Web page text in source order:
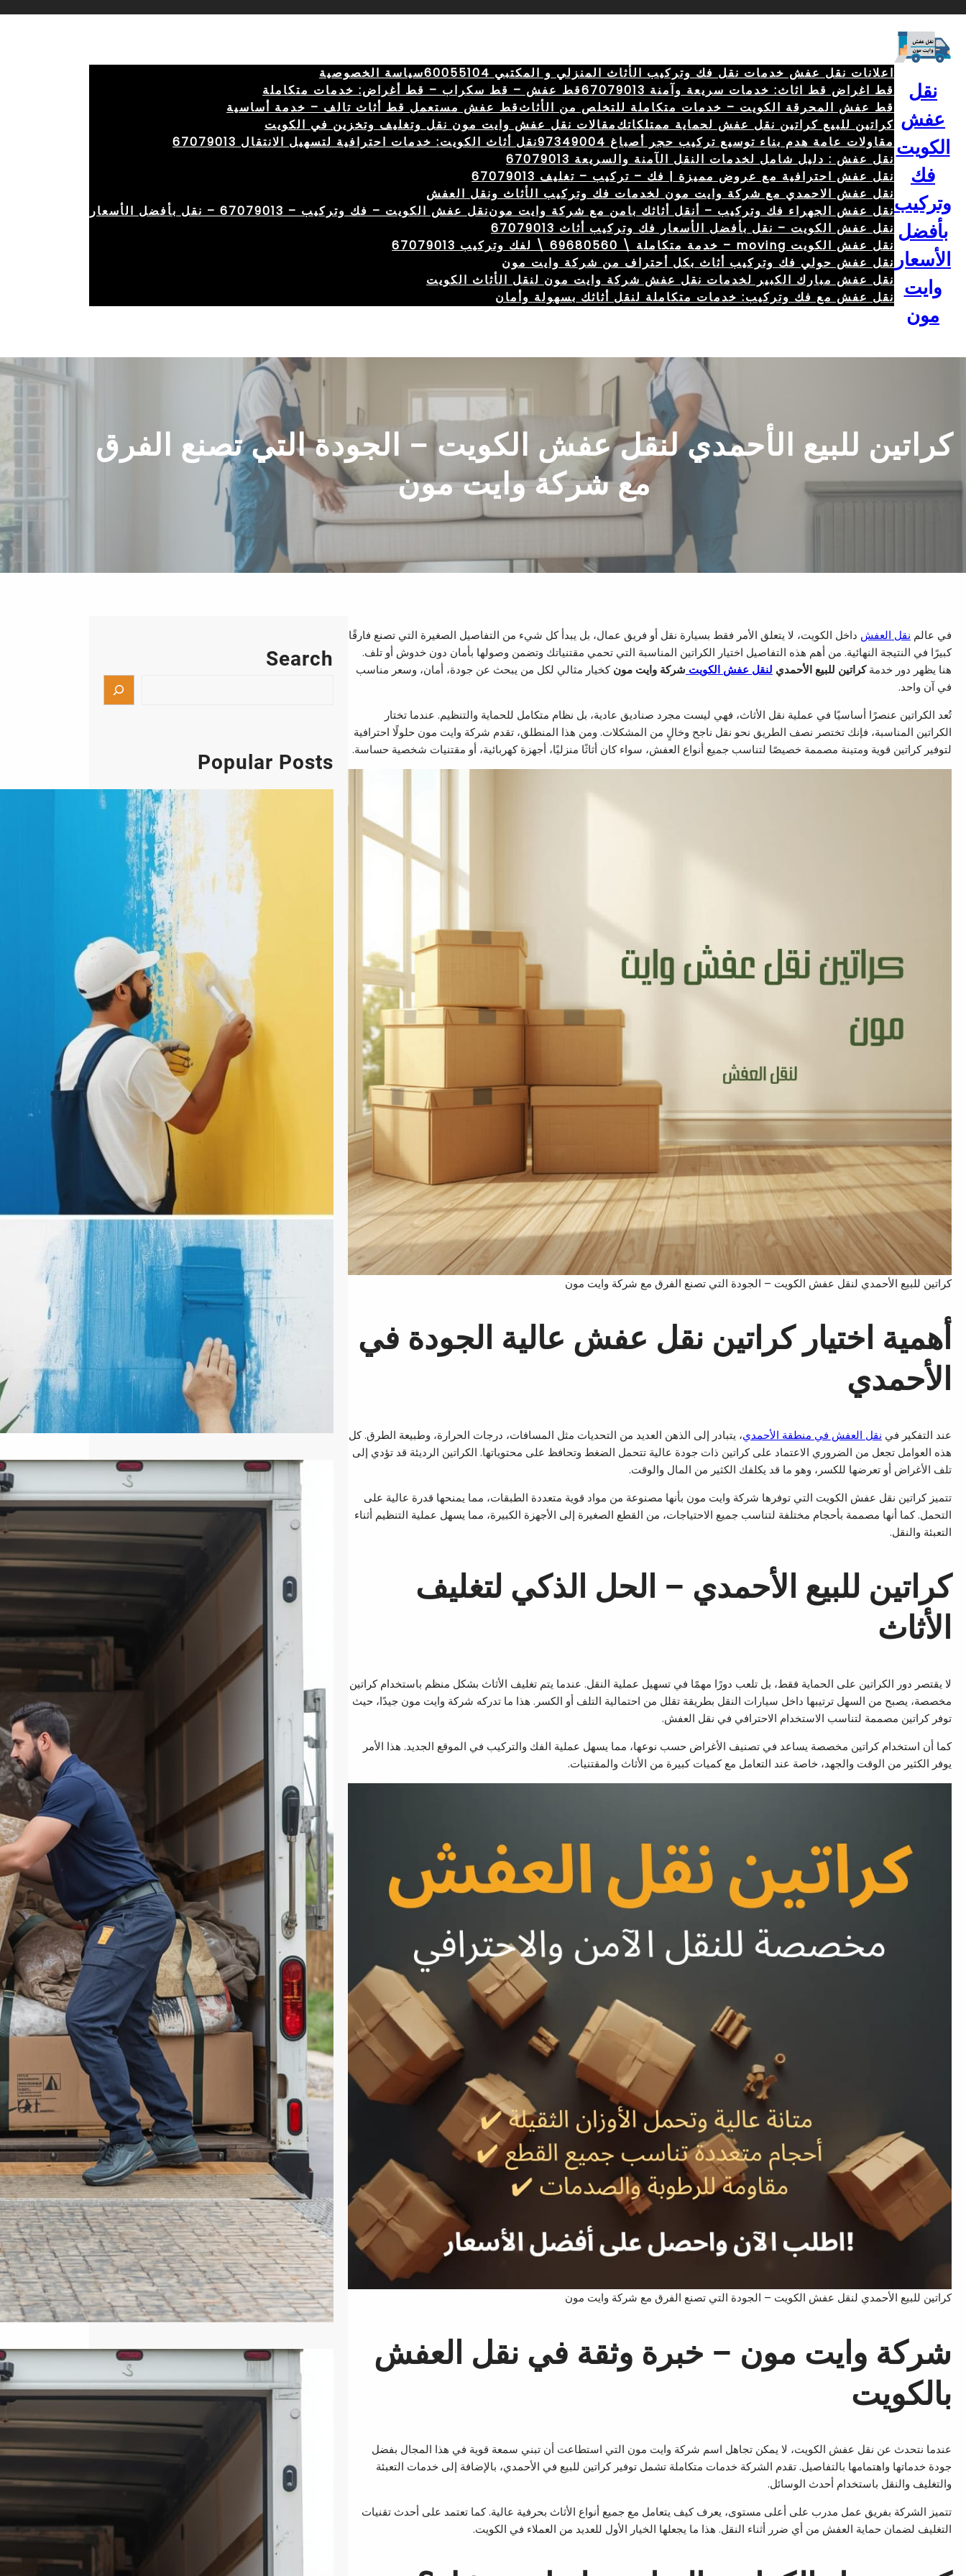
المحتوى
نقل
عفش
الكويت
فك
وتركيب
بأفضل
الأسعار
وايت
مون
اعلانات نقل عفش خدمات نقل فك وتركيب الأثاث المنزلي و المكتبي 60055104
سياسة الخصوصية
قط اغراض قط اثاث: خدمات سريعة وآمنة 67079013
قط عفش – قط سكراب – قط أغراض: خدمات متكاملة
قط عفش المحرقة الكويت – خدمات متكاملة للتخلص من الأثاثقط عفش مستعمل قط أثاث تالف – خدمة أساسية
كراتين للبيع كراتين نقل عفش لحماية ممتلكاتكمقالات نقل عفش وايت مون نقل وتغليف وتخزين في الكويت
مقاولات عامة هدم بناء توسيع تركيب حجر أصباغ 97349004
نقل أثاث الكويت: خدمات احترافية لتسهيل الانتقال 67079013
نقل عفش : دليل شامل لخدمات النقل الآمنة والسريعة 67079013
نقل عفش احترافية مع عروض مميزة | فك – تركيب – تغليف 67079013
نقل عفش الاحمدي مع شركة وايت مون لخدمات فك وتركيب الأثاث ونقل العفش
نقل عفش الجهراء فك وتركيب – أنقل أثاثك بامن مع شركة وايت موننقل عفش الكويت – فك وتركيب – 67079013 – نقل بأفضل الأسعار
نقل عفش الكويت – نقل بأفضل الأسعار فك وتركيب أثاث 67079013
نقل عفش الكويت moving – خدمة متكاملة \ 69680560 \ لفك وتركيب 67079013
نقل عفش حولي فك وتركيب أثاث بكل أحتراف من شركة وايت مون
نقل عفش مبارك الكبير لخدمات نقل عفش شركة وايت مون لنقل الأثاث الكويت
نقل عفش مع فك وتركيب: خدمات متكاملة لنقل أثاثك بسهولة وأمان
كراتين للبيع الأحمدي لنقل عفش الكويت – الجودة التي تصنع الفرق
مع شركة وايت مون
في عالم نقل العفش داخل الكويت، لا يتعلق الأمر فقط بسيارة نقل أو فريق عمال، بل يبدأ كل شيء من التفاصيل الصغيرة التي تصنع فارقًا
كبيرًا في النتيجة النهائية. من أهم هذه التفاصيل اختيار الكراتين المناسبة التي تحمي مقتنياتك وتضمن وصولها بأمان دون خدوش أو تلف.
هنا يظهر دور خدمةكراتين للبيع الأحمدي لنقل عفش الكويت شركة وايت مونكخيار مثالي لكل من يبحث عن جودة، أمان، وسعر مناسب
في آن واحد.
تُعد الكراتين عنصرًا أساسيًا في عملية نقل الأثاث، فهي ليست مجرد صناديق عادية، بل نظام متكامل للحماية والتنظيم. عندما تختار
الكراتين المناسبة، فإنك تختصر نصف الطريق نحو نقل ناجح وخالٍ من المشكلات. ومن هذا المنطلق، تقدم شركة وايت مون حلولًا احترافية
لتوفير كراتين قوية ومتينة مصممة خصيصًا لتناسب جميع أنواع العفش، سواء كان أثاثًا منزليًا، أجهزة كهربائية، أو مقتنيات شخصية حساسة.
كراتين للبيع الأحمدي لنقل عفش الكويت – الجودة التي تصنع الفرق مع شركة وايت مون
أهمية اختيار كراتين نقل عفش عالية الجودة في
الأحمدي
عند التفكير في نقل العفش في منطقة الأحمدي، يتبادر إلى الذهن العديد من التحديات مثل المسافات، درجات الحرارة، وطبيعة الطرق. كل
هذه العوامل تجعل من الضروري الاعتماد على كراتين ذات جودة عالية تتحمل الضغط وتحافظ على محتوياتها. الكراتين الرديئة قد تؤدي إلى
تلف الأغراض أو تعرضها للكسر، وهو ما قد يكلفك الكثير من المال والوقت.
تتميز كراتين نقل عفش الكويت التي توفرها شركة وايت مون بأنها مصنوعة من مواد قوية متعددة الطبقات، مما يمنحها قدرة عالية على
التحمل. كما أنها مصممة بأحجام مختلفة لتناسب جميع الاحتياجات، من القطع الصغيرة إلى الأجهزة الكبيرة، مما يسهل عملية التنظيم أثناء
التعبئة والنقل.
كراتين للبيع الأحمدي – الحل الذكي لتغليف
الأثاث
لا يقتصر دور الكراتين على الحماية فقط، بل تلعب دورًا مهمًا في تسهيل عملية النقل. عندما يتم تغليف الأثاث بشكل منظم باستخدام كراتين
مخصصة، يصبح من السهل ترتيبها داخل سيارات النقل بطريقة تقلل من احتمالية التلف أو الكسر. هذا ما تدركه شركة وايت مون جيدًا، حيث
توفر كراتين مصممة لتناسب الاستخدام الاحترافي في نقل العفش.
كما أن استخدام كراتين مخصصة يساعد في تصنيف الأغراض حسب نوعها، مما يسهل عملية الفك والتركيب في الموقع الجديد. هذا الأمر
يوفر الكثير من الوقت والجهد، خاصة عند التعامل مع كميات كبيرة من الأثاث والمقتنيات.
كراتين للبيع الأحمدي لنقل عفش الكويت – الجودة التي تصنع الفرق مع شركة وايت مون
شركة وايت مون – خبرة وثقة في نقل العفش
بالكويت
عندما نتحدث عن نقل عفش الكويت، لا يمكن تجاهل اسم شركة وايت مون التي استطاعت أن تبني سمعة قوية في هذا المجال بفضل
جودة خدماتها واهتمامها بالتفاصيل. تقدم الشركة خدمات متكاملة تشمل توفير كراتين للبيع في الأحمدي، بالإضافة إلى خدمات التعبئة
والتغليف والنقل باستخدام أحدث الوسائل.
تتميز الشركة بفريق عمل مدرب على أعلى مستوى، يعرف كيف يتعامل مع جميع أنواع الأثاث بحرفية عالية. كما تعتمد على أحدث تقنيات
التغليف لضمان حماية العفش من أي ضرر أثناء النقل. هذا ما يجعلها الخيار الأول للعديد من العملاء في الكويت.
Search
h
Popular Posts
أصباغ الكويت ابو حسن صباغ شاطر
تركيب جبس بورد
إذا كنت تبحث عن أفضل خدمات أصباغ
الكويت وتركيب جبس بورد بأعلى مستويات
الجودة والاحترافية، فإن أعمال الدهانات
والديكورات الحديثة أصبحت من أهم عناصر
التشطيب التي تضيف لمسة جمالية راقية
للمنازل والفلل والشركات. توفر خدمات
الصباغة الحديثة خيارات واسعة من الألوان
والتصاميم العصرية التي تتناسب مع
مختلف الأذواق، بينما يساهم الجبس بورد
في تنفيذ أسقف…
كيفىة أختيار أفضل شركة نقل عفش
في الكويت: دليل شامل
للمستخدمين
أهمية اختيار شركة نقل موثوقة اختيار
شركة نقل عفش موثوقة من أهم الخطوات
التي تضمن نجاح عملية نقل الأثاث دون
تعرض المقتنيات للتلف أو الخدوش أو
الفقدان. في الحقيقة، كيفية اختيار شركة
نقل عفش في الكويت سؤال يجول في
ذهن كل من ينوي الانتقال بأمان. فالشركة
المحترفة تمتلك الخبرة الكافية للتعامل مع
جميع أنواع الأثاث،…
نقل عفش المنازل والمكاتب خدمات
نقل احترافية تضمن الأمان وسرعة
وجودة
عندما يحين وقت الانتقال إلى منزل جديد أو
مقر عمل مختلف، تصبح عملية نقل الأثاث
واحدة من أكثر المهام التي تحتاج إلى
تخطيط دقيق وخبرة حقيقية. فالأثاث لا
يمثل مجرد مقتنيات مادية، بل يضم قطعًا
ذات قيمة مالية ومعنوية تحتاج إلى عناية
خاصة أثناء الفك والتغليف والنقل